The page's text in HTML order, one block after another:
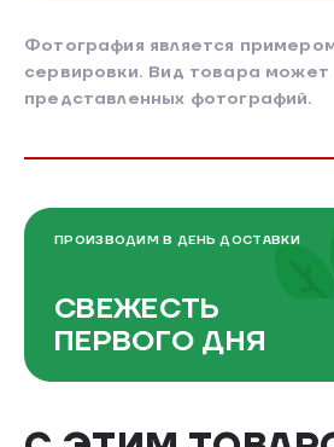
Фотография является
сервировки. Вид товара может
представленных фотографий.
ПРОИЗВОДИМ В ДЕНЬ ДОСТАВКИ
СВЕЖЕСТЬ
ПЕРВОГО ДНЯ